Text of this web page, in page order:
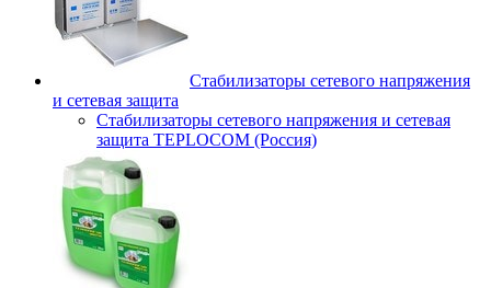
Стабилизаторы сетевого напряжения
и сетевая защита
Стабилизаторы сетевого напряжения и сетевая
защита TEPLOCOM (Россия)